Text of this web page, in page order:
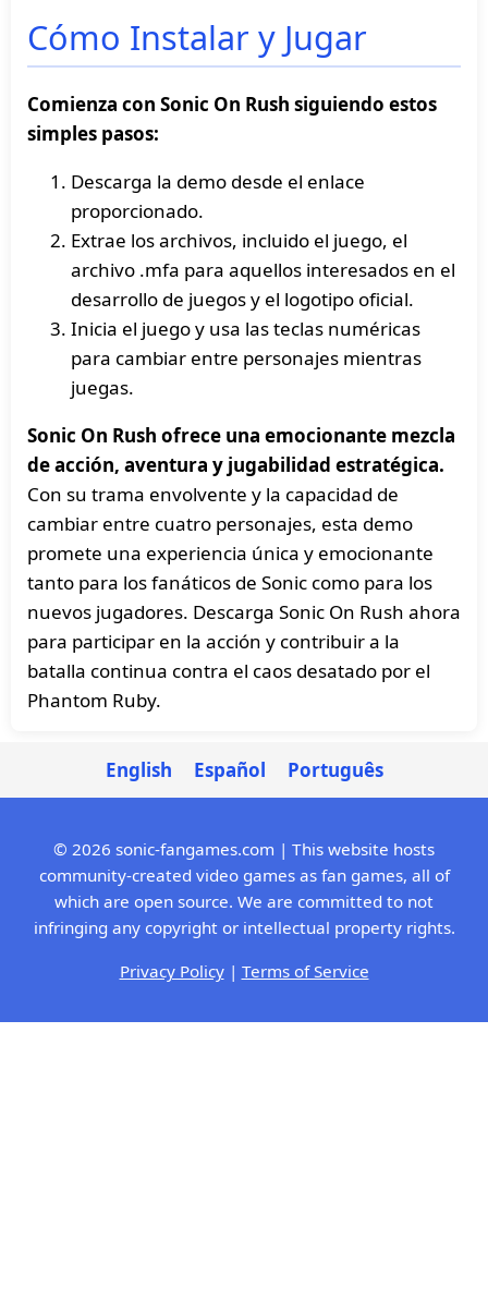
Cómo Instalar y Jugar
Comienza con Sonic On Rush siguiendo estos
simples pasos:
Descarga la demo desde el enlace
proporcionado.
Extrae los archivos, incluido el juego, el
archivo .mfa para aquellos interesados en el
desarrollo de juegos y el logotipo oficial.
Inicia el juego y usa las teclas numéricas
para cambiar entre personajes mientras
juegas.
Sonic On Rush ofrece una emocionante mezcla
de acción, aventura y jugabilidad estratégica.
Con su trama envolvente y la capacidad de
cambiar entre cuatro personajes, esta demo
promete una experiencia única y emocionante
tanto para los fanáticos de Sonic como para los
nuevos jugadores. Descarga Sonic On Rush ahora
para participar en la acción y contribuir a la
batalla continua contra el caos desatado por el
Phantom Ruby.
English Español Português
© 2026 sonic-fangames.com | This website hosts
community-created video games as fan games, all of
which are open source. We are committed to not
infringing any copyright or intellectual property rights.
Privacy Policy| Terms of Service